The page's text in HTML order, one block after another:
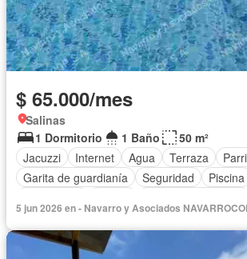
$ 65.000/mes
Salinas
1 Dormitorio
1 Baño
50 m²
Jacuzzi
Internet Agua Terraza
Garita de guardianía
Seguridad Piscina
Vista panorámica
Estacionamiento
Acceso para personas con discapacidad
5 jun 2026 en - Navarro y Asociados